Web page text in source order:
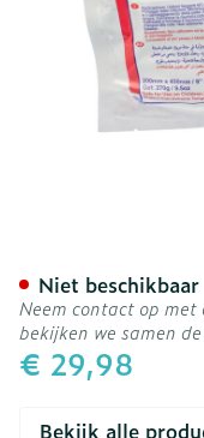
€ 29,98
Niet beschikbaar
Neem contact op
bekijken we samen
Bekijk alle